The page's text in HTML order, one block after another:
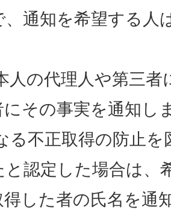
通知を希望する人
人の代理人や第三
にその事実を通知し
る不正取得の防止
認定した場合は、
した者の氏名を通